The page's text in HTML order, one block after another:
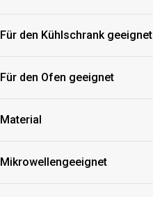
Für den Kühlschrank geeignet
Für den Ofen geeignet
Material
Mikrowellengeeignet